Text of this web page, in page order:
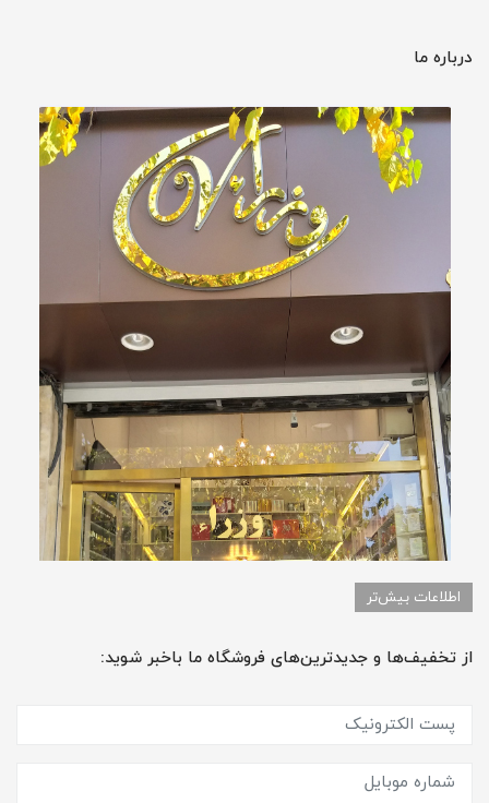
درباره ما
اطلاعات بیش‌تر
از تخفیف‌ها و جدیدترین‌های فروشگاه ما باخبر شوید: